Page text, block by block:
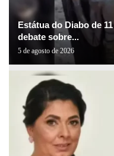
Estátua do Diabo de
debate sobre...
5 de agosto de 2026